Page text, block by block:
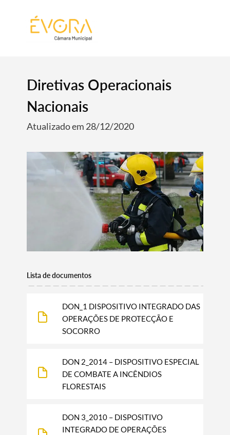
Termo de Pesquisa
Diretivas Operacionais
Nacionais
Atualizado em 28/12/2020
Lista de documentos
DON_1 DISPOSITIVO INTEGRADO DAS
OPERAÇÕES DE PROTECÇÃO E
SOCORRO
DON 2_2014 – DISPOSITIVO ESPECIAL
DE COMBATE A INCÊNDIOS
FLORESTAIS
DON 3_2010 – DISPOSITIVO
INTEGRADO DE OPERAÇÕES